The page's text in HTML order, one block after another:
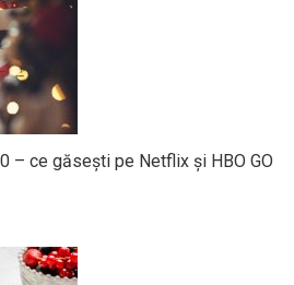
– ce găsești pe Netflix și HBO GO